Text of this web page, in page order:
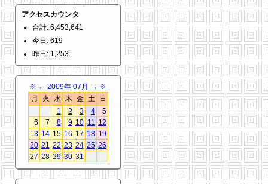
アクセスカウンタ
合計: 6,453,641
今日: 619
昨日: 1,253
※ ← 2009年 07月 → ※
月
火 水 木 金 土
日
1
2 3 4
5
6
7 8 9 10 11 12
13 14 15 16 17 18 19
20 21 22 23 24 25 26
27 28 29 30 31